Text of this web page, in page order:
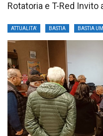
Rotatoria e T-Red Invito
ATTUALITA' BASTIA BASTIA